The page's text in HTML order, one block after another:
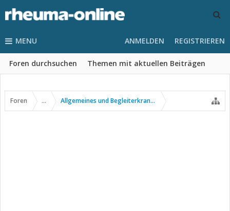
MENU
Foren durchsuchen Themen mit aktuellen Beiträgen
ANMELDEN REGISTRIEREN
Foren ... Allgemeines und Begleiterkrankungen